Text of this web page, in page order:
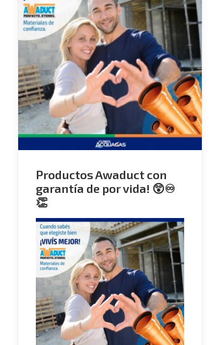
Productos Awaduct con
garantía de por vida! 😲♾
👏